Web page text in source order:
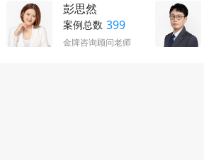
彭思然
案例总数 399
金牌咨询顾问老师